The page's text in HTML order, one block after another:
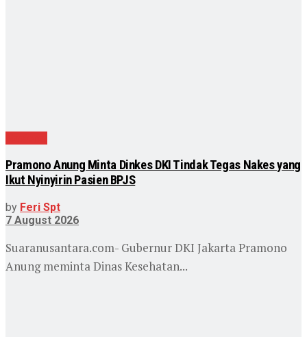
Pramono Anung Minta Dinkes DKI Tindak Tegas Nakes yang
Ikut Nyinyirin Pasien BPJS
by Feri Spt
7 August 2026
Suaranusantara.com- Gubernur DKI Jakarta Pramono
Anung meminta Dinas Kesehatan...